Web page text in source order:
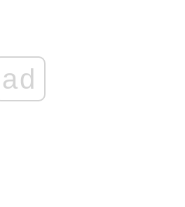
ad